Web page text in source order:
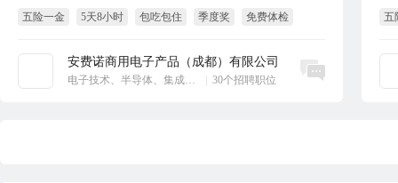
五险一金 5天8小时 包吃包住 季度奖
免费体检
安费诺商用电子产品（成都）有限公司
电子技术、半导体、集成电路 30个招聘职位
立即沟通
五